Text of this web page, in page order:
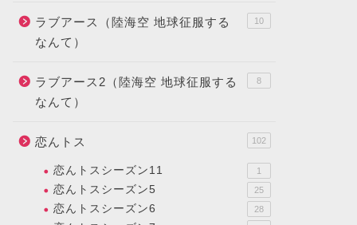
ラブアース（陸海空 地球征服する
なんて）
10
ラブアース2（陸海空 地球征服する
なんて）
8
恋んトス 102
恋んトスシーズン11 1
恋んトスシーズン5 25
恋んトスシーズン6 28